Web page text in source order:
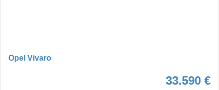
Opel Vivaro
33.590 €